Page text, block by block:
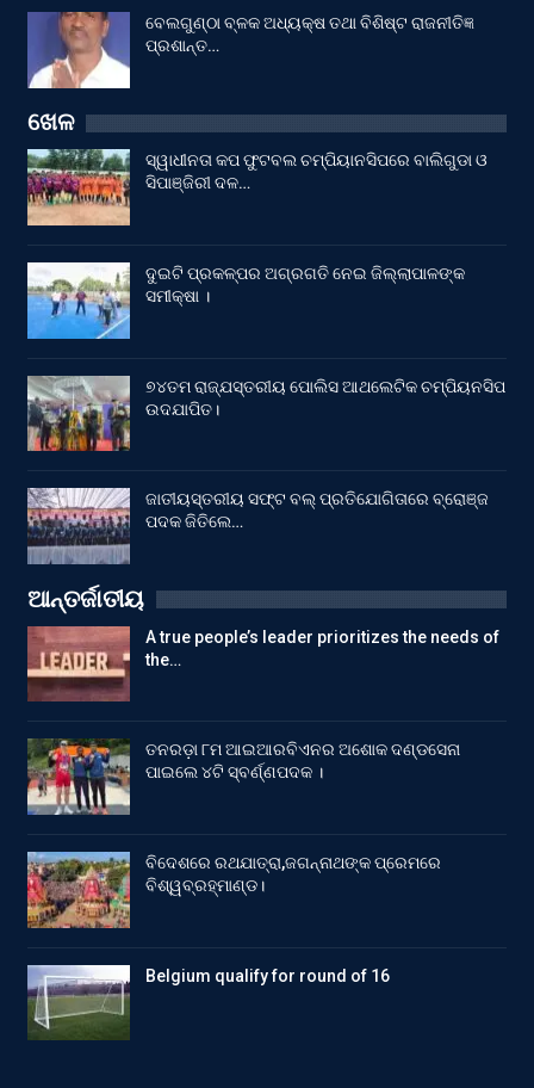
ବେଲଗୁଣ୍ଠା ବ୍ଳକ ଅଧ୍ୟକ୍ଷ ତଥା ବିଶିଷ୍ଟ ରାଜନୀତିଜ୍ଞ
ପ୍ରଶାନ୍ତ…
ଖେଳ
ସ୍ୱାଧୀନତା କପ ଫୁଟବଲ ଚମ୍ପିୟାନସିପରେ ବାଲିଗୁଡା ଓ
ସିପାଞ୍ଜିରୀ ଦଳ…
ଦୁଇଟି ପ୍ରକଳ୍ପର ଅଗ୍ରଗତି ନେଇ ଜିଲ୍ଲାପାଳଙ୍କ
ସମୀକ୍ଷା ।
୭୪ତମ ରାଜ୍ଯସ୍ତରୀୟ ପୋଲିସ ଆଥଲେଟିକ ଚମ୍ପିୟନସିପ
ଉଦଯାପିତ।
ଜାତୀୟସ୍ତରୀୟ ସଫ୍ଟ ବଲ୍ ପ୍ରତିଯୋଗିତାରେ ବ୍ରୋଞ୍ଜ
ପଦକ ଜିତିଲେ…
ଆନ୍ତର୍ଜାତୀୟ
A true people’s leader prioritizes the needs of
the…
ତନରଡ଼ା ୮ମ ଆଇଆରବିଏନର ଅଶୋକ ଦଣ୍ଡସେନା
ପାଇଲେ ୪ଟି ସ୍ବର୍ଣ୍ଣପଦକ ।
ବିଦେଶରେ ରଥଯାତ୍ରା,ଜଗନ୍ନାଥଙ୍କ ପ୍ରେମରେ
ବିଶ୍ୱବ୍ରହ୍ମାଣ୍ଡ।
Belgium qualify for round of 16